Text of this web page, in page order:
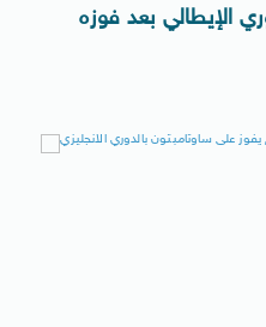
الإيطالي بعد فوزه